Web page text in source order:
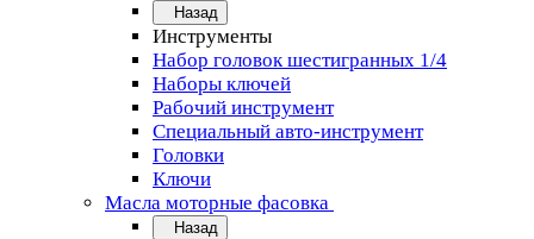
Назад
Инструменты
Набор головок шестигранных 1/4
Наборы ключей
Рабочий инструмент
Специальный авто-инструмент
Головки
Ключи
Масла моторные фасовка
Назад